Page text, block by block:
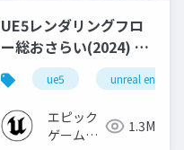
ue-lumen
UE5レンダリングフロ
ー総おさらい(2024) 基
礎編！
[CEDEC+KYUSHU
2024]
ue5 unreal engine
エピック
ゲームズ
1.3M